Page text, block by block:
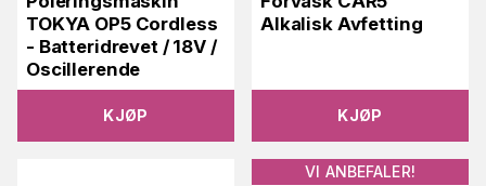
TOKYA OP5 Cordless
- Batteridrevet / 18V /
Oscillerende
KJØP
Alkalisk Avfetting
KJØP
VI ANBEFALER!